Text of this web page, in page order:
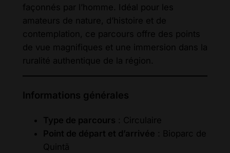
façonnés par l’homme. Idéal pour les
amateurs de nature, d’histoire et de
contemplation, ce parcours offre des points
de vue magnifiques et une immersion dans la
ruralité authentique de la région.
Informations générales
Type de parcours : Circulaire
Point de départ et d’arrivée : Bioparc de
Quintã